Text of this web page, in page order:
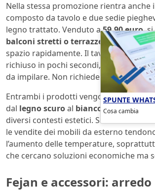
Nella stessa promozione rientra anche
composto da tavolo e due sedie
legno trattato. Venduto a59,90 euro,
balconi stretti o terrazze anguste,
spazio rapidamente. Il tavolo quadrato
richiuso in pochi secondi, le sedie sono
da impilare. Non richiede
Entrambi i prodotti vengono venduti in
dal legno scuroal bianco laccato, per
diversi contesti estetici. Secondo i dati
le vendite dei mobili da esterno
l’aumento delle temperature,
che cercano soluzioni economiche ma
Fejan e accessori:
SPUNTE
Cosa cambia